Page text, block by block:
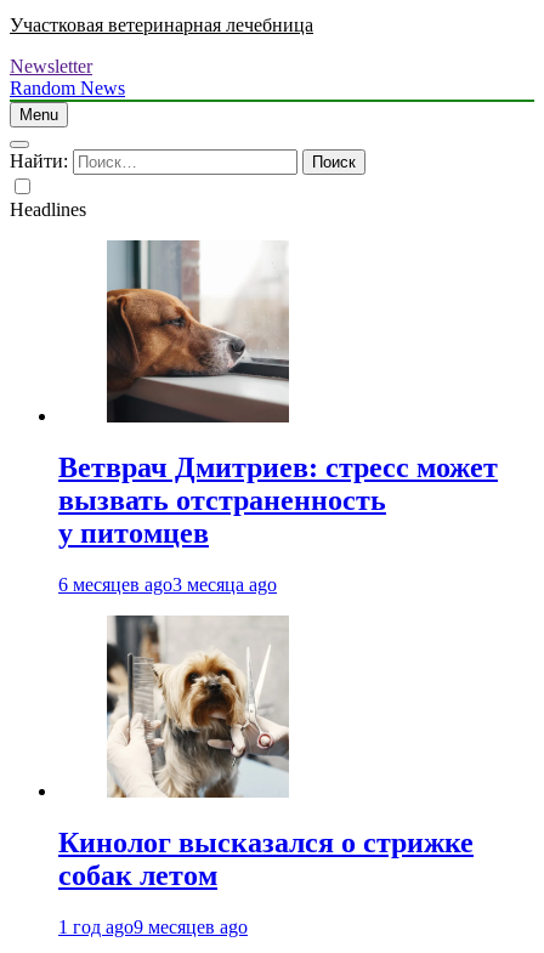
Участковая ветеринарная лечебница
Newsletter
Random News
Menu
Найти:
Headlines
Ветврач Дмитриев: стресс может
вызвать отстраненность
у питомцев
6 месяцев ago3 месяца ago
Кинолог высказался о стрижке
собак летом
1 год ago9 месяцев ago